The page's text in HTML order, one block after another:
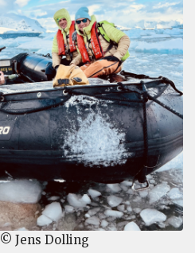
© Jens Dolling